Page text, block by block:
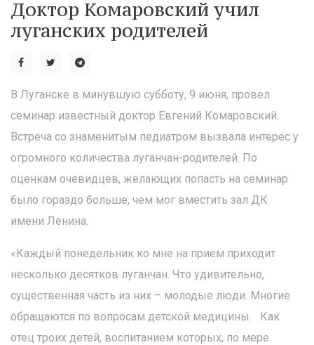
Доктор Комаровский учил
луганских родителей
В Луганске в минувшую субботу, 9 июня, провел
семинар известный доктор Евгений Комаровский.
Встреча со знаменитым педиатром вызвала интерес у
огромного количества луганчан-родителей. По
оценкам очевидцев, желающих попасть на семинар
было гораздо больше, чем мог вместить зал ДК
имени Ленина.
«Каждый понедельник ко мне на прием приходит
несколько десятков луганчан. Что удивительно,
существенная часть из них – молодые люди. Многие
обращаются по вопросам детской медицины. Как
отец троих детей, воспитанием которых, по мере